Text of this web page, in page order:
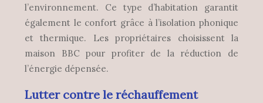
l’environnement. Ce type d’habitation garantit
également le confort grâce à l’isolation phonique
et thermique. Les propriétaires choisissent la
maison BBC pour profiter de la réduction de
l’énergie dépensée.
Lutter contre le réchauffement